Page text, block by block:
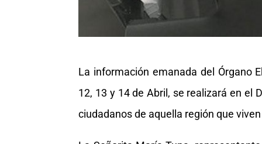
La información emanada del Órgano
12, 13 y 14 de Abril, se realizará en el
ciudadanos de aquella región que